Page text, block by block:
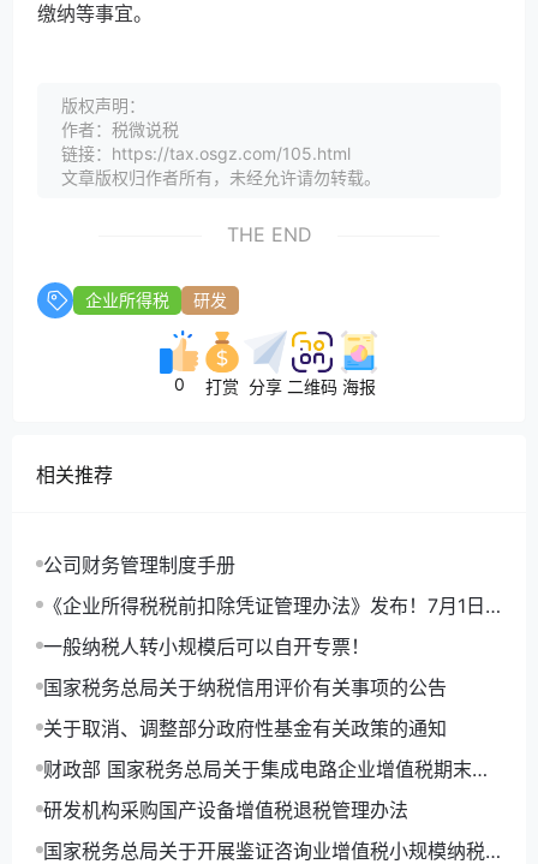
缴纳等事宜。
版权声明：
作者：税微说税
链接：https://tax.osgz.com/105.html
文章版权归作者所有，未经允许请勿转载。
THE END
企业所得税 研发
0 打赏 分享 二维码 海报
相关推荐
​公司财务管理制度手册
《企业所得税税前扣除凭证管理办法》发布！7月1日
起施行
一般纳税人转小规模后可以自开专票！
国家税务总局关于纳税信用评价有关事项的公告
关于取消、调整部分政府性基金有关政策的通知
财政部 国家税务总局关于集成电路企业增值税期末留
抵退税有关城市维护建设税 教育费附加和地方教育附
加政策的通知
研发机构采购国产设备增值税退税管理办法
国家税务总局关于开展鉴证咨询业增值税小规模纳税